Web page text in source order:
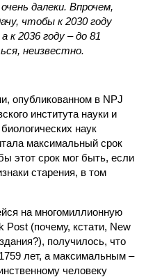
далеки. Впрочем,
чтобы к 2030 году
к 2036 году – до 81
неизвестно.
опубликованном в NPJ
института науки и
наук
максимальный срок
этот срок мог быть, если
старения, в том
на многомиллионную
Post (почему, кстати, New
получилось, что
лет, а максимальным –
человеку